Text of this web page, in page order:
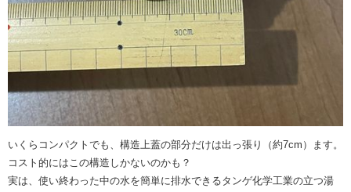
いくらコンパクトでも、構造上蓋の部分だけは出っ張り（約7cm）ます。
コスト的にはこの構造しかないのかも？
実は、使い終わった中の水を簡単に排水できるタンゲ化学工業の立つ湯